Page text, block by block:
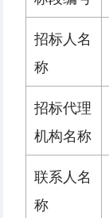
招标人名
称
招标代理
机构名称
联系人名
称